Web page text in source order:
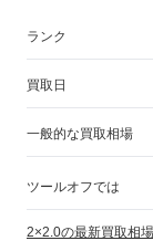
ランク
買取日
一般的な買取相場
ツールオフでは
2×2.0の最新買取相